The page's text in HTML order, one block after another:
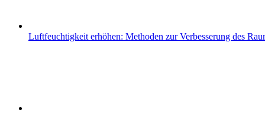
Luftfeuchtigkeit erhöhen: Methoden zur Verbesserung des